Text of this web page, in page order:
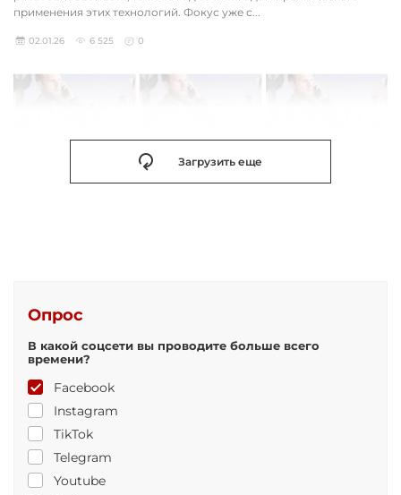
применения этих технологий. Фокус уже с...
02.01.26 6 525 0
Загрузить еще
Опрос
В какой соцсети вы проводите больше всего
времени?
Facebook
Instagram
TikTok
Telegram
Youtube